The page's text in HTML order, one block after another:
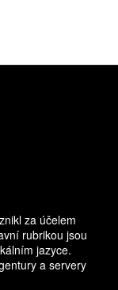
za účelem
rubrikou jsou
jazyce.
a servery